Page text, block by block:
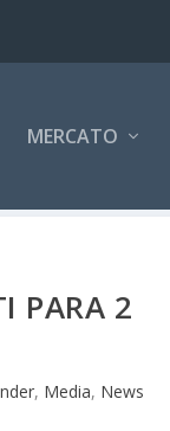
MERCATO
PARA 2
, Media, News